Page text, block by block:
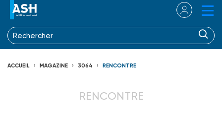
ACCUEIL MAGAZINE 3064 RENCONTRE
RENCONTRE